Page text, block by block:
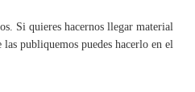
Si quieres hacernos llegar material
publiquemos puedes hacerlo en el